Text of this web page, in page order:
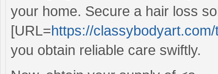
your home. Secure a hair loss
[URL=https://
you obtain reliable care swiftly.